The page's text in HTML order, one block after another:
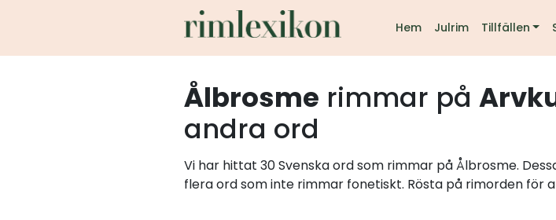
Hem Julrim Tillfällen
Ålbrosme rimmar på
andra ord
Vi har hittat 30 Svenska ord som rimmar på Ålbrosme.
flera ord som inte rimmar fonetiskt. Rösta på rimorden för